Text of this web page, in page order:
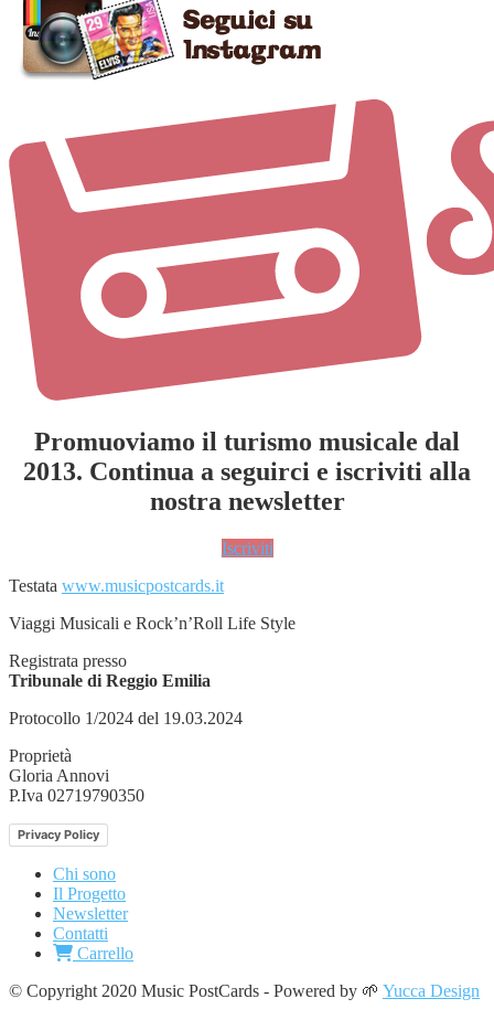
Promuoviamo il turismo musicale dal
2013. Continua a seguirci e iscriviti alla
nostra newsletter
Iscriviti
Testata www.musicpostcards.it
Viaggi Musicali e Rock’n’Roll Life Style
Registrata presso
Tribunale di Reggio Emilia
Protocollo 1/2024 del 19.03.2024
Proprietà
Gloria Annovi
P.Iva 02719790350
Privacy Policy
Chi sono
Il Progetto
Newsletter
Contatti
Carrello
© Copyright 2020 Music PostCards - Powered by 🌱 Yucca Design